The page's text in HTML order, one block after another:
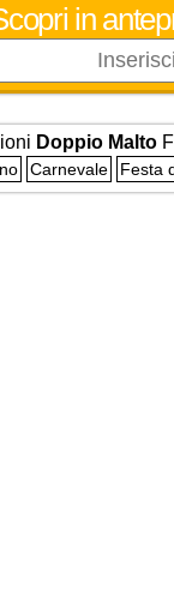
in
Doppio Malto
Carnevale Festa